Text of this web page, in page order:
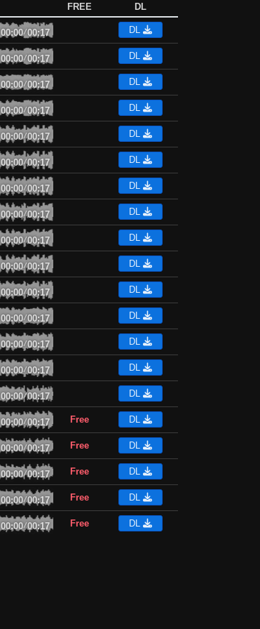
FREE DL
00:00/00:17 DL
00:00/00:17 DL
00:00/00:17 DL
00:00/00:17 DL
00:00/00:17 DL
00:00/00:17 DL
00:00/00:17 DL
00:00/00:17 DL
00:00/00:17 DL
00:00/00:17 DL
00:00/00:17 DL
00:00/00:17 DL
00:00/00:17 DL
00:00/00:17 DL
00:00/00:17 DL
00:00/00:17 Free DL
00:00/00:17 Free DL
00:00/00:17 Free DL
00:00/00:17 Free DL
00:00/00:17 Free DL